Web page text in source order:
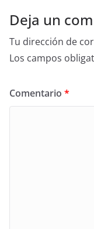
Deja un
Tu dirección de
Los campos
Comentario *